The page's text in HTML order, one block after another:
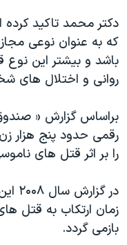
دکتر محمد تاکید
که به عنوان نوعی
باشد و بیشتر این
روانی و اختلال های
براساس گزارش «
رقمی حدود پنج هزار
را بر اثر قتل های
در
زمان ارتکاب به قتل
بازمی گردد.